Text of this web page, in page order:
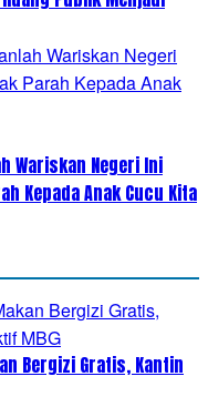
Wariskan Negeri Ini
Kepada Anak Cucu Kita
Bergizi Gratis, Kantin